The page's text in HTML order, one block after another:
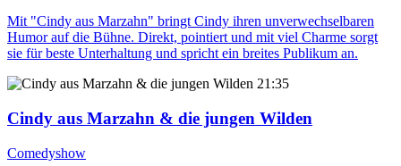
Mit "Cindy aus Marzahn" bringt Cindy ihren unverwechselbaren
Humor auf die Bühne. Direkt, pointiert und mit viel Charme sorgt
sie für beste Unterhaltung und spricht ein breites Publikum an.
21:35
Cindy aus Marzahn & die jungen Wilden
Comedyshow